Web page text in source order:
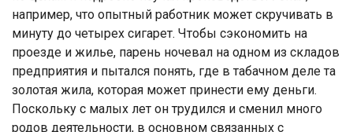
например, что опытный работник может скручивать в
минуту до четырех сигарет. Чтобы сэкономить на
проезде и жилье, парень ночевал на одном из складов
предприятия и пытался понять, где в табачном деле та
золотая жила, которая может принести ему деньги.
Поскольку с малых лет он трудился и сменил много
родов деятельности, в основном связанных с